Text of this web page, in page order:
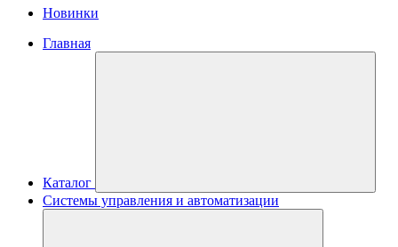
Новинки
Главная
Каталог
Системы управления и автоматизации